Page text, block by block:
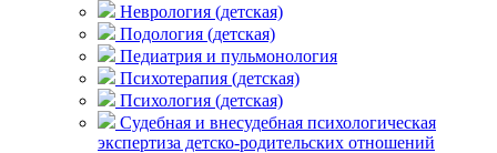
Неврология (детская)
Подология (детская)
Педиатрия и пульмонология
Психотерапия (детская)
Психология (детская)
Судебная и внесудебная психологическая
экспертиза детско-родительских отношений